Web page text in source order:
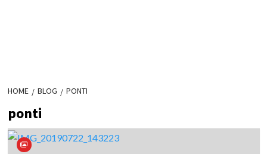
HOME BLOG PONTI
ponti